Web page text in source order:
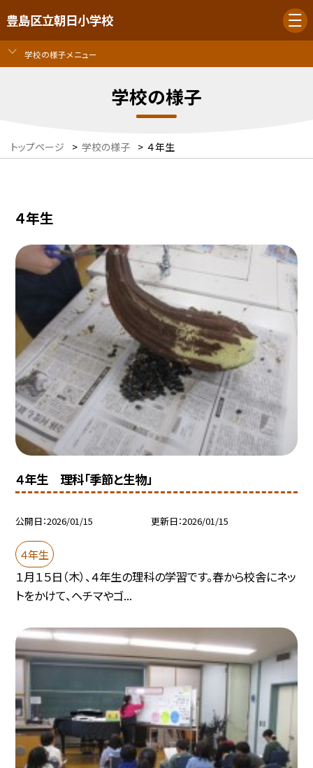
豊島区立朝日小学校
学校の様子メニュー
学校の様子
トップページ > 学校の様子 > ４年生
４年生
４年生 理科「季節と生物」
公開日 2026/01/15 更新日 2026/01/15
４年生
１月１５日（木）、４年生の理科の学習です。春から校舎にネッ
トをかけて、ヘチマやゴ...